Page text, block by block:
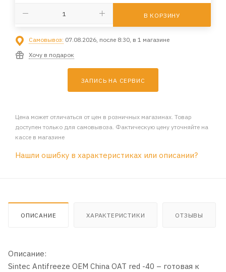
В КОРЗИНУ
Самовывоз: 07.08.2026, после 8:30, в 1 магазине
Хочу в подарок
ЗАПИСЬ НА СЕРВИС
Цена может отличаться от цен в розничных магазинах. Товар
доступен только для самовывоза. Фактическую цену уточняйте на
кассе в магазине
Нашли ошибку в характеристиках или описании?
ОПИСАНИЕ ХАРАКТЕРИСТИКИ ОТЗЫВЫ
Описание:
Sintec Antifreeze OEM China OAT red -40 – готовая к